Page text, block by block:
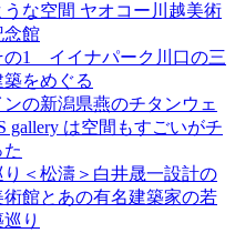
な空間 ヤオコー川越美術
念館
の1 イイナパーク川口の三
をめぐる
の新潟県燕のチタンウェ
gallery は空間もすごいがチ
＜松濤＞白井晟一設計の
館とあの有名建築家の若
り